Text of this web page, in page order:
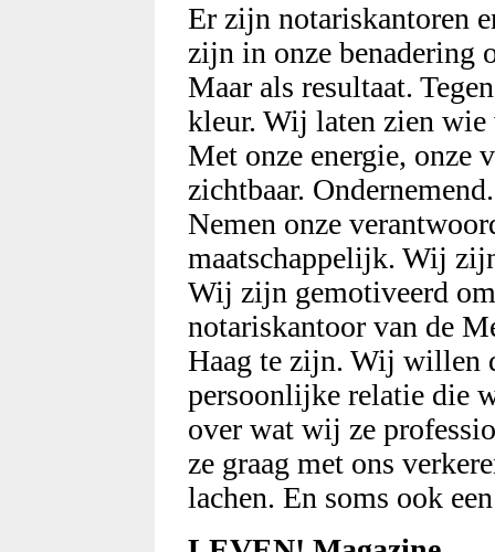
Er zijn notariskantoren
zijn in onze benadering
Maar als resultaat.
kleur. Wij laten zien
Met onze energie,
zichtbaar.
Nemen onze
maatschappelijk. Wij
Wij zijn gemotiveerd
notariskantoor van de
Haag te zijn. Wij willen
persoonlijke relatie die
over wat wij ze
ze graag met ons
lachen. En soms ook